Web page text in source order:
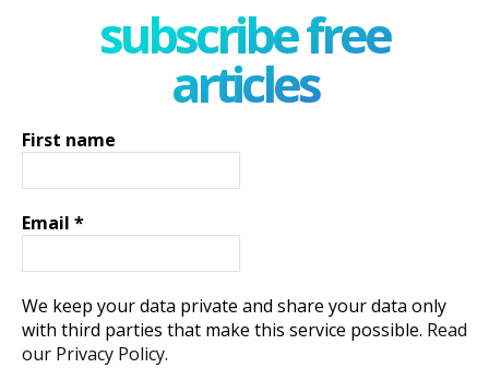
subscribe free
articles
First name
Email *
We keep your data private and share your data only
with third parties that make this service possible. Read
our Privacy Policy.